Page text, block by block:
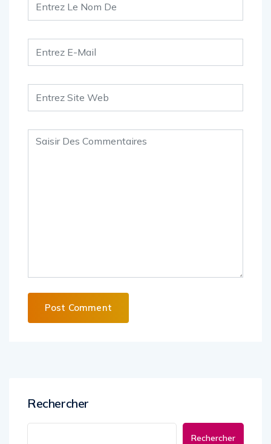
Rechercher
Rechercher